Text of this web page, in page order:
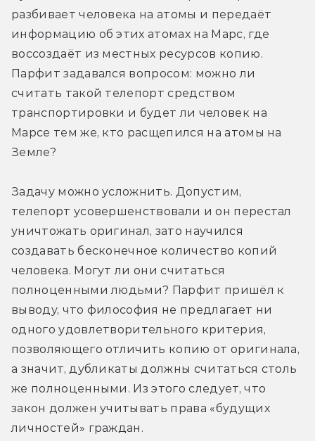
разбивает человека на атомы и передаёт
информацию об этих атомах на Марс, где
воссоздаёт из местных ресурсов копию.
Парфит задавался вопросом: можно ли
считать такой телепорт средством
транспортировки и будет ли человек на
Марсе тем же, кто расщепился на атомы на
Земле?
Задачу можно усложнить. Допустим,
телепорт усовершенствовали и он перестал
уничтожать оригинал, зато научился
создавать бесконечное количество копий
человека. Могут ли они считаться
полноценными людьми? Парфит пришёл к
выводу, что философия не предлагает ни
одного удовлетворительного критерия,
позволяющего отличить копию от оригинала,
а значит, дубликаты должны считаться столь
же полноценными. Из этого следует, что
закон должен учитывать права «будущих
личностей» граждан.